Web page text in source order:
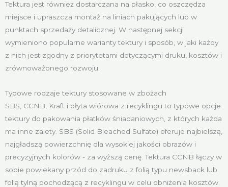
Tektura jest również dostarczana na płasko, co oszczędza
miejsce i upraszcza montaż na liniach pakujących lub w
punktach sprzedaży detalicznej. W następnej sekcji
wymieniono popularne warianty tektury i sposób, w jaki każdy
z nich jest zgodny z priorytetami dotyczącymi druku, kosztów i
zrównoważonego rozwoju.
Typowe rodzaje tektury stosowane w zbożach
SBS, CCNB, Kraft i płyta wiórowa z recyklingu to typowe opcje
tektury do pakowania płatków śniadaniowych, z których każda
ma inne zalety. SBS (Solid Bleached Sulfate) oferuje najbielszą,
najgładszą powierzchnię dla wysokiej jakości obrazów i
precyzyjnych kolorów - za wyższą cenę. Tektura CCNB łączy w
sobie powlekany przód do zadruku z folią typu newsback lub
folią tylną pochodzącą z recyklingu w celu obniżenia kosztów.